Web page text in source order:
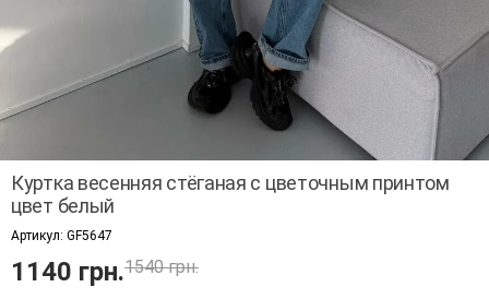
Куртка весенняя стёганая с цветочным принтом
цвет белый
Артикул: GF5647
1140 грн.1540 грн.